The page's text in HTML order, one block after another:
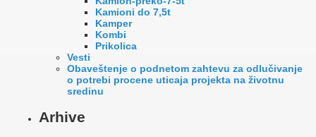
Kamioni do 7,5t
Kamper
Kombi
Prikolica
Vesti
Оbaveštenje o podnetom zahtevu za odlučivanje
o potrebi procene uticaja projekta na životnu
sredinu
Arhive